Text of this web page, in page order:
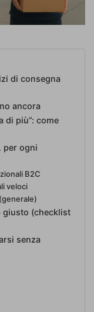
di consegna
ancora
di più”: come
per ogni
B2C
veloci
giusto (checklist
senza